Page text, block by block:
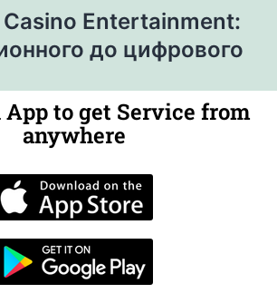
Entertainment:
до цифрового
to get Service from
anywhere